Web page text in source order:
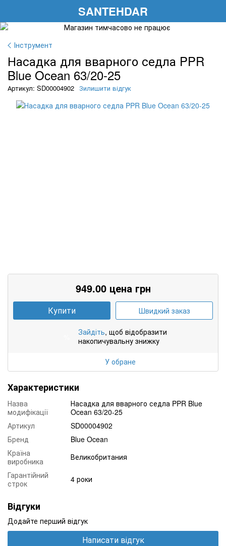
SANTEHDAR
Інструмент
Насадка для вварного седла PPR
Blue Ocean 63/20-25
Артикул: SD00004902 Зилишити відгук
949.00 цена грн
Купити Швидкий заказ
Зайдіть, щоб відобразити
накопичувальну знижку
У обране
Характеристики
Назва
модифікації
Насадка для вварного седла PPR Blue
Ocean 63/20-25
Артикул
SD00004902
Бренд
Blue Ocean
Країна
виробника
Великобритания
Гарантійний
строк
4 роки
Відгуки
Додайте перший відгук
Написати відгук